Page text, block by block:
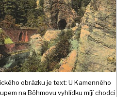
obrázku je text: U Kamenného
na Böhmovu vyhlídku míjí chodci